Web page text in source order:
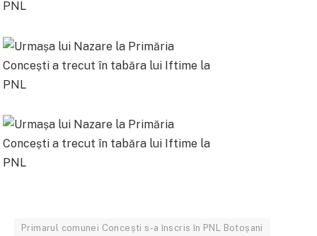
Primarul comunei Concești s-a înscris în PNL Botoșani